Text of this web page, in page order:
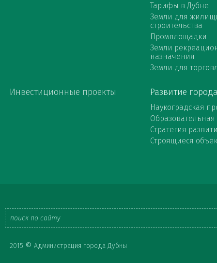
Тарифы в Дубне
Земли для
строительства
Промплощадки
Земли
назначения
Земли для
Инвестиционные проекты Развитие
Наукоградская
Стратегия
Строящиеся
2015 © Администрация города Дубны